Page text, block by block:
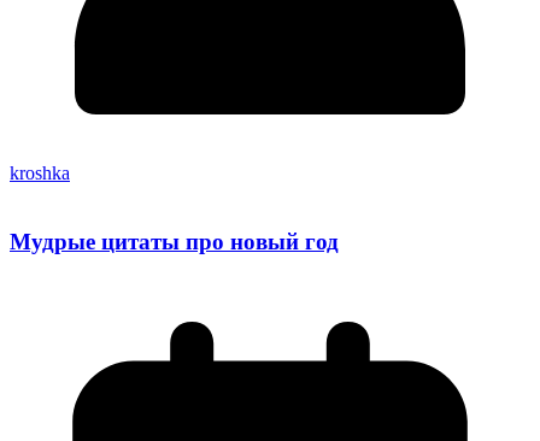
kroshka
Мудрые цитаты про новый год